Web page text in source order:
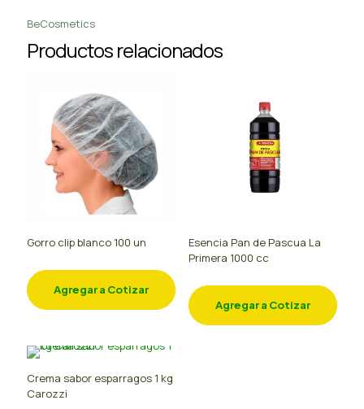
BeCosmetics
Productos relacionados
Gorro clip blanco 100 un
Agregar a Cotizar
Esencia Pan de Pascua La
Primera 1000 cc
Agregar a Cotizar
Crema sabor esparragos 1 kg
Carozzi